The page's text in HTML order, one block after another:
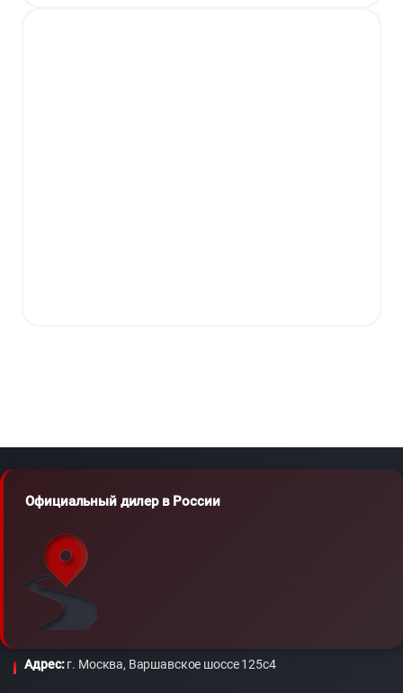
Официальный дилер в России
Адрес:г. Москва, Варшавское шоссе 125с4